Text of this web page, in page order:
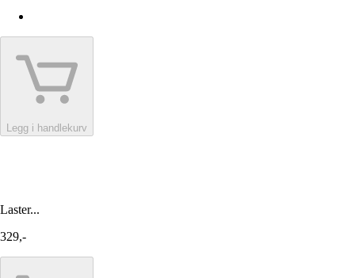
Legg i handlekurv
Laster...
329,-